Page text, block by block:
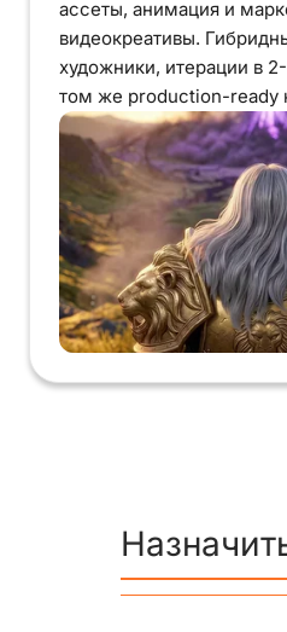
ассеты, анимация и
видеокреативы.
художники, итерации в
том же production-ready